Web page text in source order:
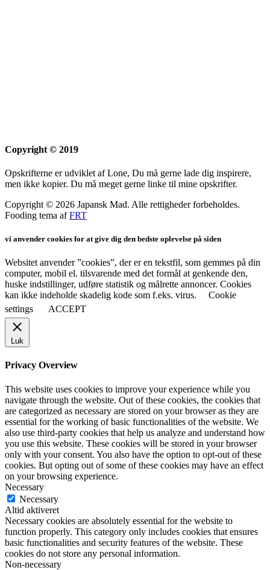
Copyright © 2019
Opskrifterne er udviklet af Lone, Du må gerne lade dig inspirere,
men ikke kopier. Du må meget gerne linke til mine opskrifter.
Copyright © 2026 Japansk Mad. Alle rettigheder forbeholdes.
Fooding tema afFRT
vi anvender cookies for at give dig den bedste oplevelse på siden
Websitet anvender ”cookies”, der er en tekstfil, som gemmes på din
computer, mobil el. tilsvarende med det formål at genkende den,
huske indstillinger, udføre statistik og målrette annoncer. Cookies
kan ikke indeholde skadelig kode som f.eks. virus.
Cookie
settings
ACCEPT
Luk
Privacy Overview
This website uses cookies to improve your experience while you
navigate through the website. Out of these cookies, the cookies that
are categorized as necessary are stored on your browser as they are
essential for the working of basic functionalities of the website. We
also use third-party cookies that help us analyze and understand how
you use this website. These cookies will be stored in your browser
only with your consent. You also have the option to opt-out of these
cookies. But opting out of some of these cookies may have an effect
on your browsing experience.
Necessary
Necessary
Altid aktiveret
Necessary cookies are absolutely essential for the website to
function properly. This category only includes cookies that ensures
basic functionalities and security features of the website. These
cookies do not store any personal information.
Non-necessary